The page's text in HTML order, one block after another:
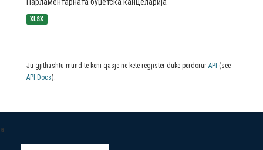
XLSX
Ju gjithashtu mund të keni qasje në këtë regjistër duke përdorur API (see
API Docs).
a